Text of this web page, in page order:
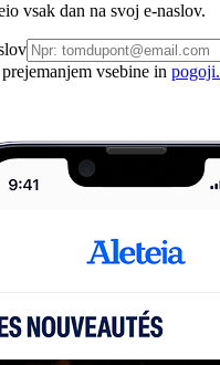
vsak dan na svoj e-naslov.
vsebine in pogoji.